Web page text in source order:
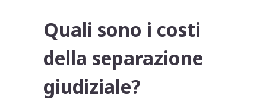
Quali sono i costi
della separazione
giudiziale?